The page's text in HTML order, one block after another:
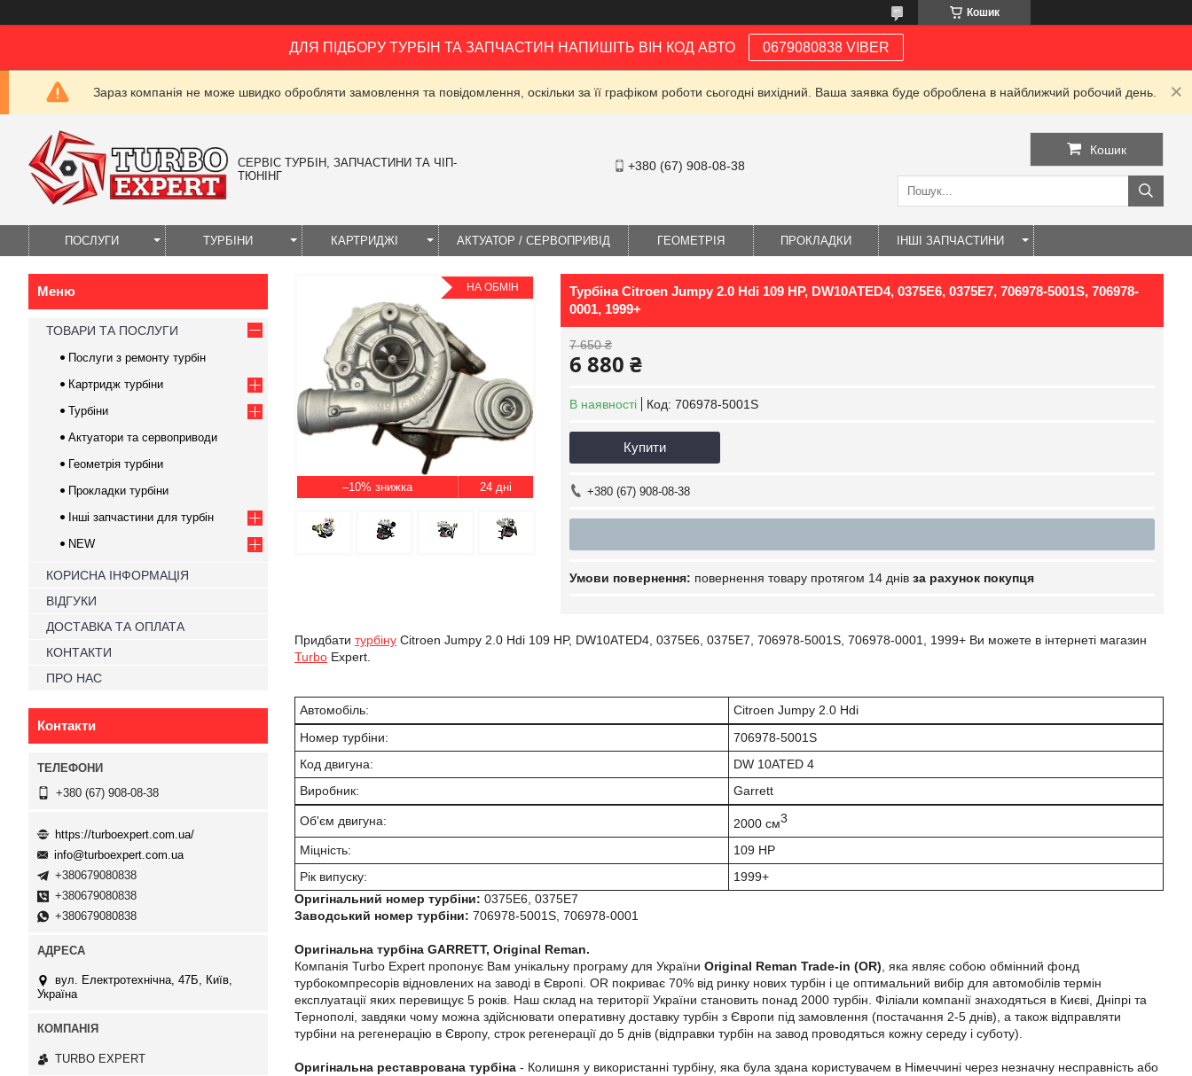
Кошик
ДЛЯ ПІДБОРУ ТУРБІН ТА ЗАПЧАСТИН НАПИШІТЬ ВІН КОД АВТО 0679080838 VIBER
Зараз компанія не може швидко обробляти замовлення та повідомлення, оскільки за її графіком роботи сьогодні вихідний. Ваша заявка буде оброблена в найближчий робочий день.
СЕРВІС ТУРБІН, ЗАПЧАСТИНИ ТА ЧІП-
ТЮНІНГ
+380 (67) 908-08-38
Кошик
ПОСЛУГИ ТУРБІНИ КАРТРИДЖІ АКТУАТОР / СЕРВОПРИВІД ГЕОМЕТРІЯ ПРОКЛАДКИ ІНШІ ЗАПЧАСТИНИ
–10% 24 дні
НА ОБМІН
Турбіна Citroen Jumpy 2.0 Hdi 109 HP, DW10ATED4, 0375E6, 0375E7, 706978-5001S, 706978-
0001, 1999+
7 650 ₴
6 880 ₴
В наявності Код: 706978-5001S
Купити
+380 (67) 908-08-38
повернення товару протягом 14 днів за рахунок покупця
Придбати турбіну Citroen Jumpy 2.0 Hdi 109 HP, DW10ATED4, 0375E6, 0375E7, 706978-5001S, 706978-0001, 1999+ Ви можете в інтернеті магазин
Turbo Expert.
Автомобіль:
Citroen Jumpy 2.0 Hdi
Номер турбіни:
706978-5001S
Код двигуна:
DW 10ATED 4
Виробник:
Garrett
Об'єм двигуна: 2000 см3
Міцність:
109 HP
Рік випуску:
1999+
Оригінальний номер турбіни: 0375E6, 0375E7
Заводський номер турбіни: 706978-5001S, 706978-0001
Оригінальна турбіна GARRETT, Original Reman.
Компанія Turbo Expert пропонує Вам унікальну програму для України Original Reman Trade-in (OR) , яка являє собою обмінний фонд
турбокомпресорів відновлених на заводі в Європі. OR покриває 70% від ринку нових турбін і це оптимальний вибір для автомобілів термін
експлуатації яких перевищує 5 років. Наш склад на території України становить понад 2000 турбін. Філіали компанії знаходяться в Києві, Дніпрі та
Тернополі, завдяки чому можна здійснювати оперативну доставку турбін з Європи під замовлення (постачання 2-5 днів), а також відправляти
турбіни на регенерацію в Європу, строк регенерації до 5 днів (відправки турбін на завод проводяться кожну середу і суботу).
Оригінальна реставрована турбіна - Колишня у використанні турбіну, яка була здана користувачем в Німеччині через незначну несправність або
ТОВАРИ ТА ПОСЛУГИ
Послуги з ремонту турбін
Картридж турбіни
Турбіни
Актуатори та сервоприводи
Геометрія турбіни
Прокладки турбіни
Інші запчастини для турбін
NEW
КОРИСНА ІНФОРМАЦІЯ
ВІДГУКИ
ДОСТАВКА ТА ОПЛАТА
КОНТАКТИ
ПРО НАС
Контакти
+380 (67) 908-08-38
https://turboexpert.com.ua/
info@turboexpert.com.ua
+380679080838
+380679080838
+380679080838
вул. Електротехнічна, 47Б, Київ,
Україна
TURBO EXPERT